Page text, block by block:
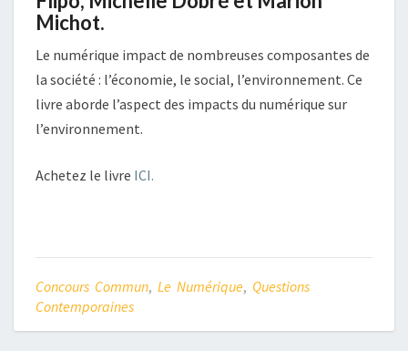
Michot.
Le numérique impact de nombreuses composantes de
la société : l’économie, le social, l’environnement. Ce
livre aborde l’aspect des impacts du numérique sur
l’environnement.
Achetez le livre ICI.
Concours Commun, Le Numérique, Questions
Contemporaines